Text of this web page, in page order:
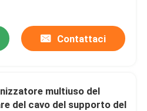
Contattaci
multiuso del
del cavo del supporto del